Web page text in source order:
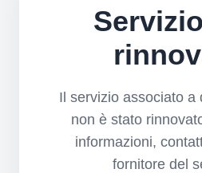
Il servizio associato a
non è stato
informazioni,
fornitore del